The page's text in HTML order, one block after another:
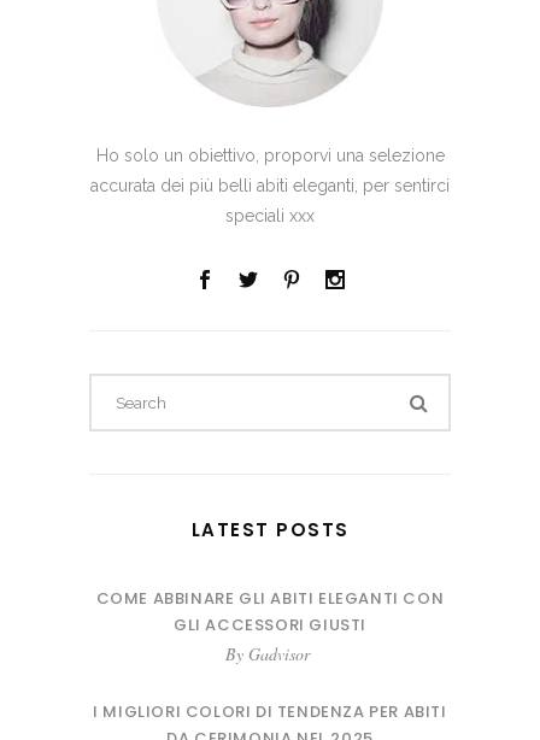
Ho solo un obiettivo, proporvi una selezione
accurata dei più belli abiti eleganti, per sentirci
speciali xxx
LATEST POSTS
COME ABBINARE GLI ABITI ELEGANTI CON
GLI ACCESSORI GIUSTI
By Gadvisor
I MIGLIORI COLORI DI TENDENZA PER ABITI